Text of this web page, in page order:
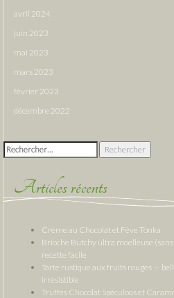
avril 2024
juin 2023
mai 2023
mars 2023
février 2023
décembre 2022
Rechercher :
Articles récents
Crème au Chocolat et Fève Tonka
Brioche Butchy ultra moelleuse
recette facile
Tarte rustique aux fruits rouges —
irrésistible
Truffes Chocolat Spéculoos et